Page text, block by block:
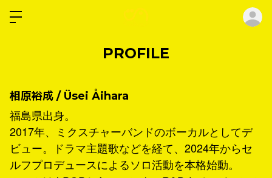
PROFILE
相原裕成 / Üsei Åihara
福島県出身。
2017年、ミクスチャーバンドのボーカルとしてデ
ビュー。ドラマ主題歌などを経て、2024年からセ
ルフプロデュースによるソロ活動を本格始動。